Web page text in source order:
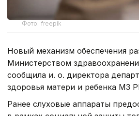
Фото: freepik
Новый механизм обеспечения
Министерством
сообщила и. о. директора
здоровья матери и ребенка МЗ
Ранее слуховые аппараты